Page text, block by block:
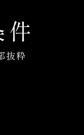
件
抜粋